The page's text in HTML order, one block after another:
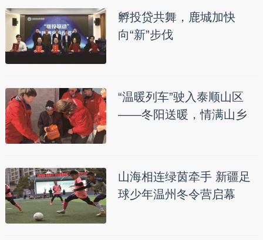
孵投贷共舞，鹿城加快
向“新”步伐
“温暖列车”驶入泰顺山区
——冬阳送暖，情满山乡
山海相连绿茵牵手 新疆足
球少年温州冬令营启幕